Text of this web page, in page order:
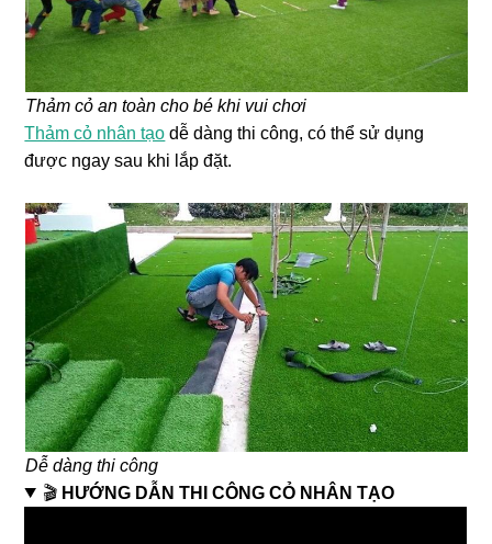
Thảm cỏ an toàn cho bé khi vui chơi
Thảm cỏ nhân tạo dễ dàng thi công, có thể sử dụng
được ngay sau khi lắp đặt.
Dễ dàng thi công
🎬 HƯỚNG DẪN THI CÔNG CỎ NHÂN TẠO